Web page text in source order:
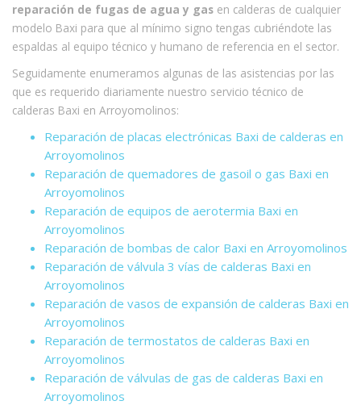
reparación de fugas de agua y gas en calderas de cualquier
modelo Baxi para que al mínimo signo tengas cubriéndote las
espaldas al equipo técnico y humano de referencia en el sector.
Seguidamente enumeramos algunas de las asistencias por las
que es requerido diariamente nuestro servicio técnico de
calderas Baxi en Arroyomolinos:
Reparación de placas electrónicas Baxi de calderas en
Arroyomolinos
Reparación de quemadores de gasoil o gas Baxi en
Arroyomolinos
Reparación de equipos de aerotermia Baxi en
Arroyomolinos
Reparación de bombas de calor Baxi en Arroyomolinos
Reparación de válvula 3 vías de calderas Baxi en
Arroyomolinos
Reparación de vasos de expansión de calderas Baxi en
Arroyomolinos
Reparación de termostatos de calderas Baxi en
Arroyomolinos
Reparación de válvulas de gas de calderas Baxi en
Arroyomolinos